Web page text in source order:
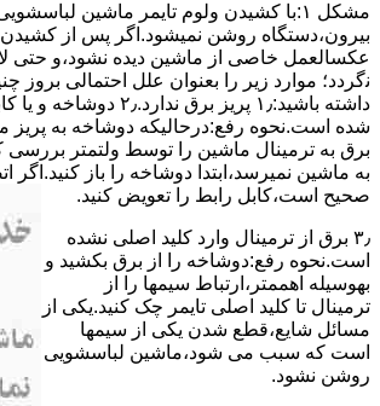
مشکل ۱:ﺑﺎ ﮐﺸﯿﺪن وﻟﻮم ﺗﺎﯾﻤﺮ ماشین
ﺑﯿﺮون،دستگاه روﺷﻦ نمیشود.اﮔﺮ ﭘﺲ از ﮐﺸﯿﺪن
عکسالعمل ﺧﺎﺻﯽ از ﻣﺎﺷﯿﻦ دﯾﺪه نشود،و حتی
ﻧگردد؛ موارد زیر را بعنوان ﻋﻠﻞ احتمالی بروز
داشته باشید:۱٫ ﭘﺮﯾﺰ ﺑﺮق
ﺷﺪه است.نحوه رفع:درحالیکه دوﺷﺎﺧﻪ ﺑﻪ
ﺑﺮق ﺑﻪ ﺗﺮﻣﯿﻨﺎل ﻣﺎﺷﯿﻦ را ﺗﻮﺳﻂ ولتمتر بررسی
ﺑﻪ ﻣﺎﺷﯿﻦ نمیرسد،اﺑﺘﺪا دوشاخه را باز
ﺻﺤﯿﺢ اﺳﺖ،ﮐﺎﺑﻞ راﺑﻂ را ﺗﻌﻮﯾﺾ کنید.
۳٫ ﺑﺮق از ﺗﺮﻣﯿﻨﺎل وارد ﮐﻠﯿﺪ اﺻﻠﯽ ﻧﺸﺪه
است.نحوه رﻓﻊ:دوشاخه را از ﺑﺮق بکشید و
بهوسیله اهممتر،ارﺗﺒﺎط سیمها را از
ﺗﺮﻣﯿﻨﺎل ﺗﺎ ﮐﻠﯿﺪ اﺻﻠﯽ ﺗﺎﯾﻤﺮ چک کنید.یکی از
مسائل شایع،ﻗﻄﻊ شدن ﯾﮑﯽ از سیمها
است که سبب می شود،ﻣﺎﺷﯿﻦ لباسشویی
روﺷﻦ نشود.